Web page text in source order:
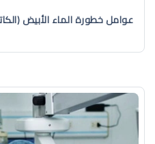
عوامل خطورة الماء الأبيض